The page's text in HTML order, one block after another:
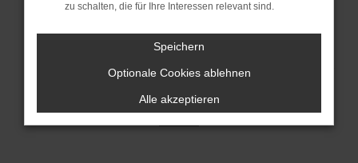
Cookie Einstellungen
© 2026 Jakob Trading GmbH | Neustädter Straße 1 | DE-08223
Neustadt/Vogtland | fj@jakob-trading.com | Webdesign by audaris.de
zu schalten, die für Ihre Interessen relevant sind.
Speichern
Optionale Cookies ablehnen
Alle akzeptieren